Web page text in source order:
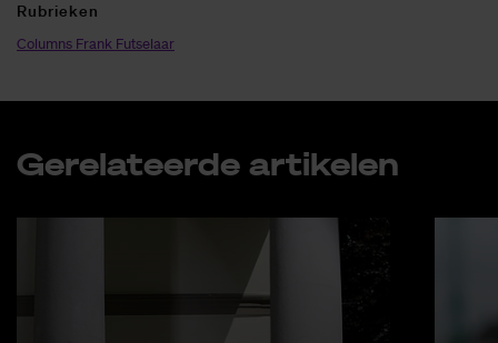
Ru­brie­ken
Columns Frank Futselaar
Ge­re­la­teer­de ar­ti­ke­len